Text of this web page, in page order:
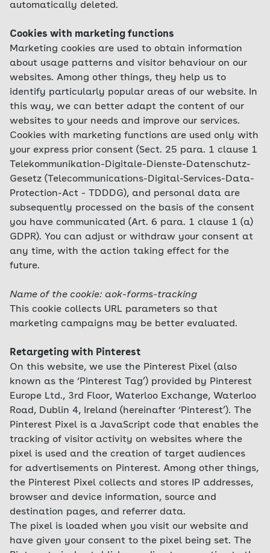
automatically deleted.
Cookies with marketing functions
Marketing cookies are used to obtain information
about usage patterns and visitor behaviour on our
websites. Among other things, they help us to
identify particularly popular areas of our website. In
this way, we can better adapt the content of our
websites to your needs and improve our services.
Cookies with marketing functions are used only with
your express prior consent (Sect. 25 para. 1 clause 1
Telekommunikation-Digitale-Dienste-Datenschutz-
Gesetz (Telecommunications-Digital-Services-Data-
Protection-Act - TDDDG), and personal data are
subsequently processed on the basis of the consent
you have communicated (Art. 6 para. 1 clause 1 (a)
GDPR). You can adjust or withdraw your consent at
any time, with the action taking effect for the
future.
Name of the cookie: aok-forms-tracking
This cookie collects URL parameters so that
marketing campaigns may be better evaluated.
Retargeting with Pinterest
On this website, we use the Pinterest Pixel (also
known as the ‘Pinterest Tag’) provided by Pinterest
Europe Ltd., 3rd Floor, Waterloo Exchange, Waterloo
Road, Dublin 4, Ireland (hereinafter ‘Pinterest’). The
Pinterest Pixel is a JavaScript code that enables the
tracking of visitor activity on websites where the
pixel is used and the creation of target audiences
for advertisements on Pinterest. Among other things,
the Pinterest Pixel collects and stores IP addresses,
browser and device information, source and
destination pages, and referrer data.
The pixel is loaded when you visit our website and
have given your consent to the pixel being set. The